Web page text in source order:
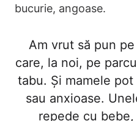
bucurie, angoase.
Am vrut să pun
care, la noi, pe
tabu. Și mamele
sau anxioase.
repede cu